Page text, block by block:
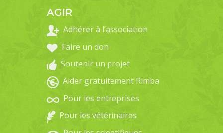
AGIR
Adhérer à l’association
Faire un don
Soutenir un projet
Aider gratuitement Rimba
Pour les entreprises
Pour les vétérinaires